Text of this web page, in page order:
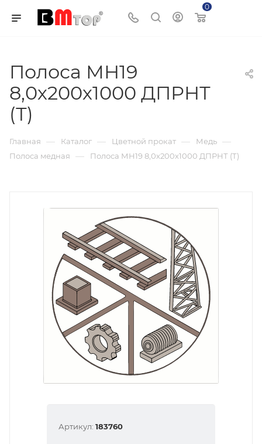
0
Полоса МН19
8,0х200х1000 ДПРНТ
(Т)
Главная — Каталог — Цветной прокат — Медь —
Полоса медная — Полоса МН19 8,0х200х1000 ДПРНТ (Т)
Артикул: 183760